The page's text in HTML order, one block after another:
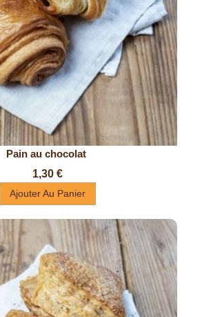
Pain au chocolat
Prix
1,30 €
Ajouter Au Panier